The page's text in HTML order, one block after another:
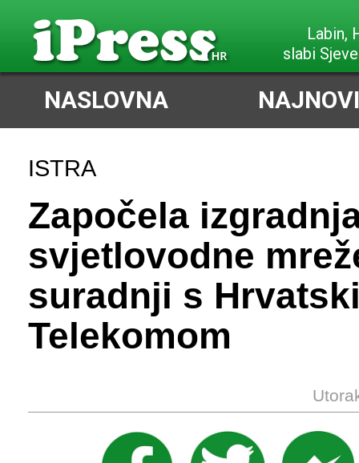
Labin,
slabi
NASLOVNA
ISTRA
Započela
svjetlovodne
suradnji s
Telekomom